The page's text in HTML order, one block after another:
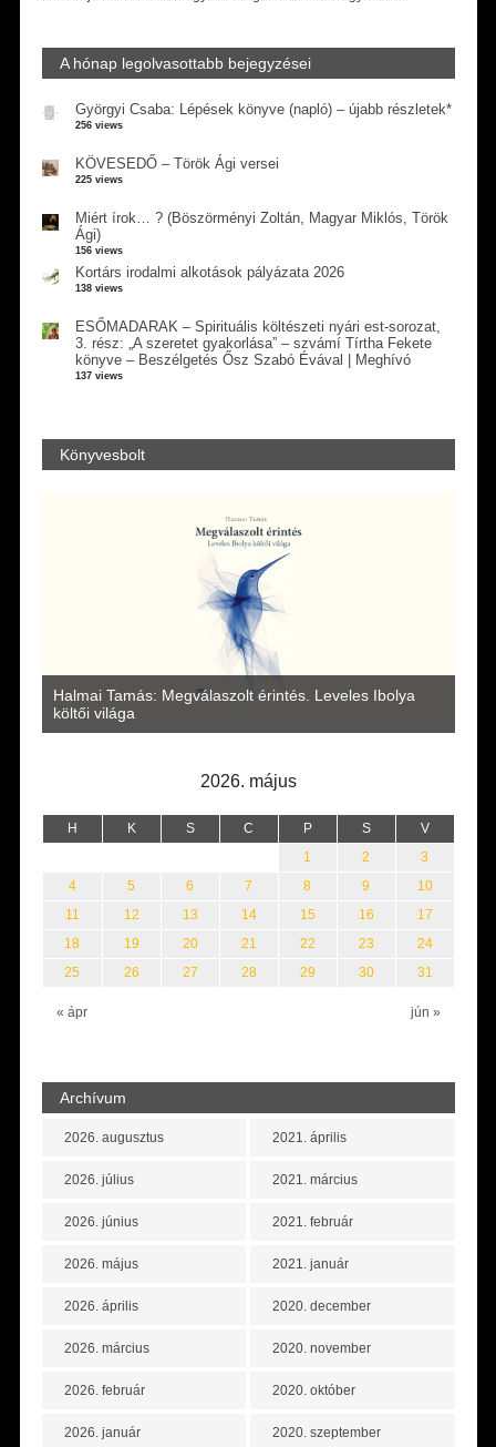
A hónap legolvasottabb bejegyzései
Györgyi Csaba: Lépések könyve (napló) – újabb részletek*
256 views
KÖVESEDŐ – Török Ági versei
225 views
Miért írok… ? (Böszörményi Zoltán, Magyar Miklós, Török
Ági)
156 views
Kortárs irodalmi alkotások pályázata 2026
138 views
ESŐMADARAK – Spirituális költészeti nyári est-sorozat,
3. rész: „A szeretet gyakorlása” – szvámí Tírtha Fekete
könyve – Beszélgetés Ősz Szabó Évával | Meghívó
137 views
Könyvesbolt
Halmai Tamás: Megválaszolt érintés. Leveles Ibolya
költői világa
2026. május
H K S C P S V
« ápr jún »
1 2
3
4
5 6 7 8 9
10
11
12 13 14 15 16
17
18
19 20 21 22 23
24
25
26 27 28 29 30 31
Archívum
2026. augusztus
2026. július
2026. június
2026. május
2026. április
2026. március
2026. február
2026. január
2021. április
2021. március
2021. február
2021. január
2020. december
2020. november
2020. október
2020. szeptember